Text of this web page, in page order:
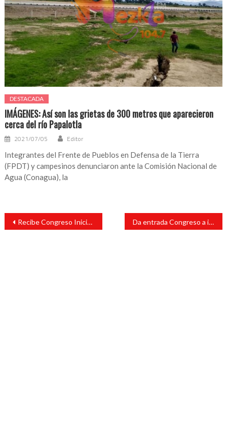
DESTACADA
IMÁGENES: Así son las grietas de 300 metros que aparecieron
cerca del río Papalotla
2021/07/05 Editor
Integrantes del Frente de Pueblos en Defensa de la Tierra
(FPDT) y campesinos denunciaron ante la Comisión Nacional de
Agua (Conagua), la
Navegación
entradas
Recibe Congreso Iniciativa de Ley del Sistema Estatal de Seguridad Pública para el Estado Da entrada Congreso a iniciativa de Ley de Prevención Social de la Violencia